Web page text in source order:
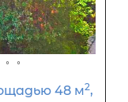
20
28 381